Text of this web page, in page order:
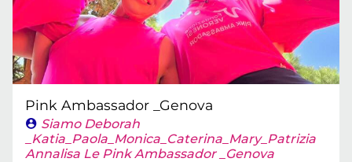
Pink Ambassador _Genova
Siamo Deborah
_Katia_Paola_Monica_Caterina_Mary_Patrizia
Annalisa Le Pink Ambassador _Genova